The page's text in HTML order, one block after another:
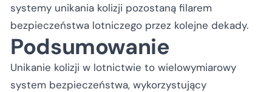
systemy unikania kolizji pozostaną filarem
bezpieczeństwa lotniczego przez kolejne dekady.
Podsumowanie
Unikanie kolizji w lotnictwie to wielowymiarowy
system bezpieczeństwa, wykorzystujący